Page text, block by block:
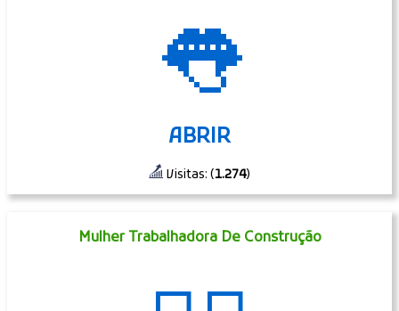
👅
ABRIR
Visitas: (1.274)
Mulher Trabalhadora De Construção